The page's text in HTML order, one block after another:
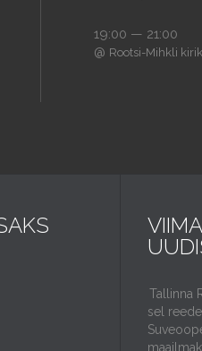
19:00 — 21:00
@ Rootsi-Mihkli kirik
Tallinna
sel